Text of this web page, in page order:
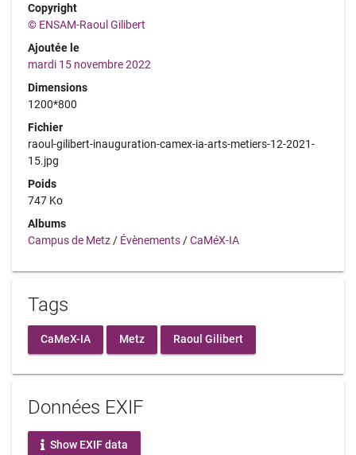
Copyright
© ENSAM-Raoul Gilibert
Ajoutée le
mardi 15 novembre 2022
Dimensions
1200*800
Fichier
raoul-gilibert-inauguration-camex-ia-arts-metiers-12-2021-
15.jpg
Poids
747 Ko
Albums
Campus de Metz / Évènements /CaMéX-IA
Tags
CaMeX-IA Metz Raoul Gilibert
Données EXIF
Show EXIF data